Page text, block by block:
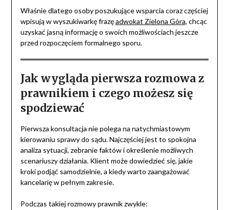
Właśnie dlatego osoby poszukujące wsparcia coraz częściej
wpisują w wyszukiwarkę frazęadwokat Zielona Góra, chcąc
uzyskać jasną informację o swoich możliwościach jeszcze
przed rozpoczęciem formalnego sporu.
Jak wygląda pierwsza rozmowa z
prawnikiem i czego możesz się
spodziewać
Pierwsza konsultacja nie polega na natychmiastowym
kierowaniu sprawy do sądu. Najczęściej jest to spokojna
analiza sytuacji, zebranie faktów i określenie możliwych
scenariuszy działania. Klient może dowiedzieć się, jakie
kroki podjąć samodzielnie, a kiedy warto zaangażować
kancelarię w pełnym zakresie.
Podczas takiej rozmowy prawnik zwykle: